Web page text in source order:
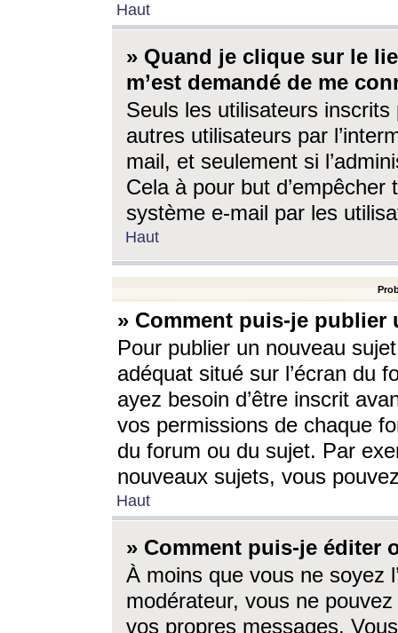
Haut
» Quand je clique sur le
m’est demandé de me
Seuls les utilisateurs
autres utilisateurs par
mail, et seulement si
Cela à pour but
système e-mail par les
Haut
» Comment puis-je
Pour publier un nouveau
adéquat situé sur l’écran du
ayez besoin d’être inscrit
vos permissions de chaque
du forum ou du sujet. Par
nouveaux sujets, vous
Haut
» Comment puis-je éditer
À moins que vous ne soyez
modérateur, vous ne
vos propres messages.